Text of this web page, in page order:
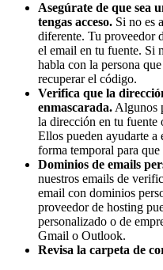
Asegúrate de que sea
tengas acceso. Si no es
diferente. Tu proveedor
el email en tu fuente. Si
habla con la persona
recuperar el código.
Verifica que la
enmascarada. Algunos
la dirección en tu fuente
Ellos pueden ayudarte
forma temporal para
Dominios de emails
nuestros emails de
email con dominios
proveedor de hosting
personalizado o de
Gmail o Outlook.
Revisa la carpeta de